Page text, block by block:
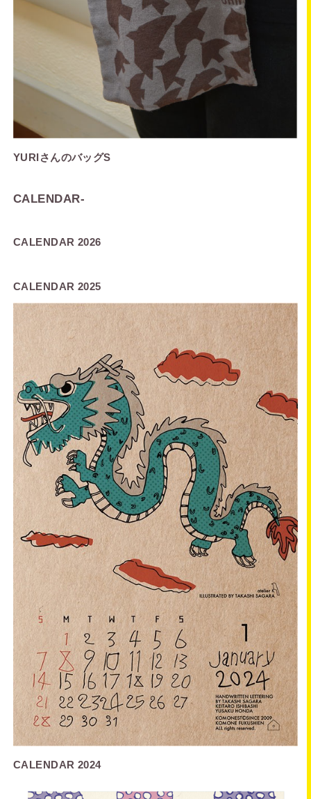
YURIさんのバッグS
CALENDAR-
CALENDAR 2026
CALENDAR 2025
CALENDAR 2024